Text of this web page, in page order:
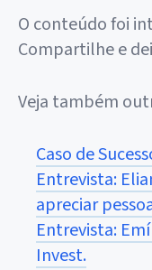
O conteúdo foi
Compartilhe e
Veja também
Caso de
Entrevista:
apreciar
Entrevista:
Invest.